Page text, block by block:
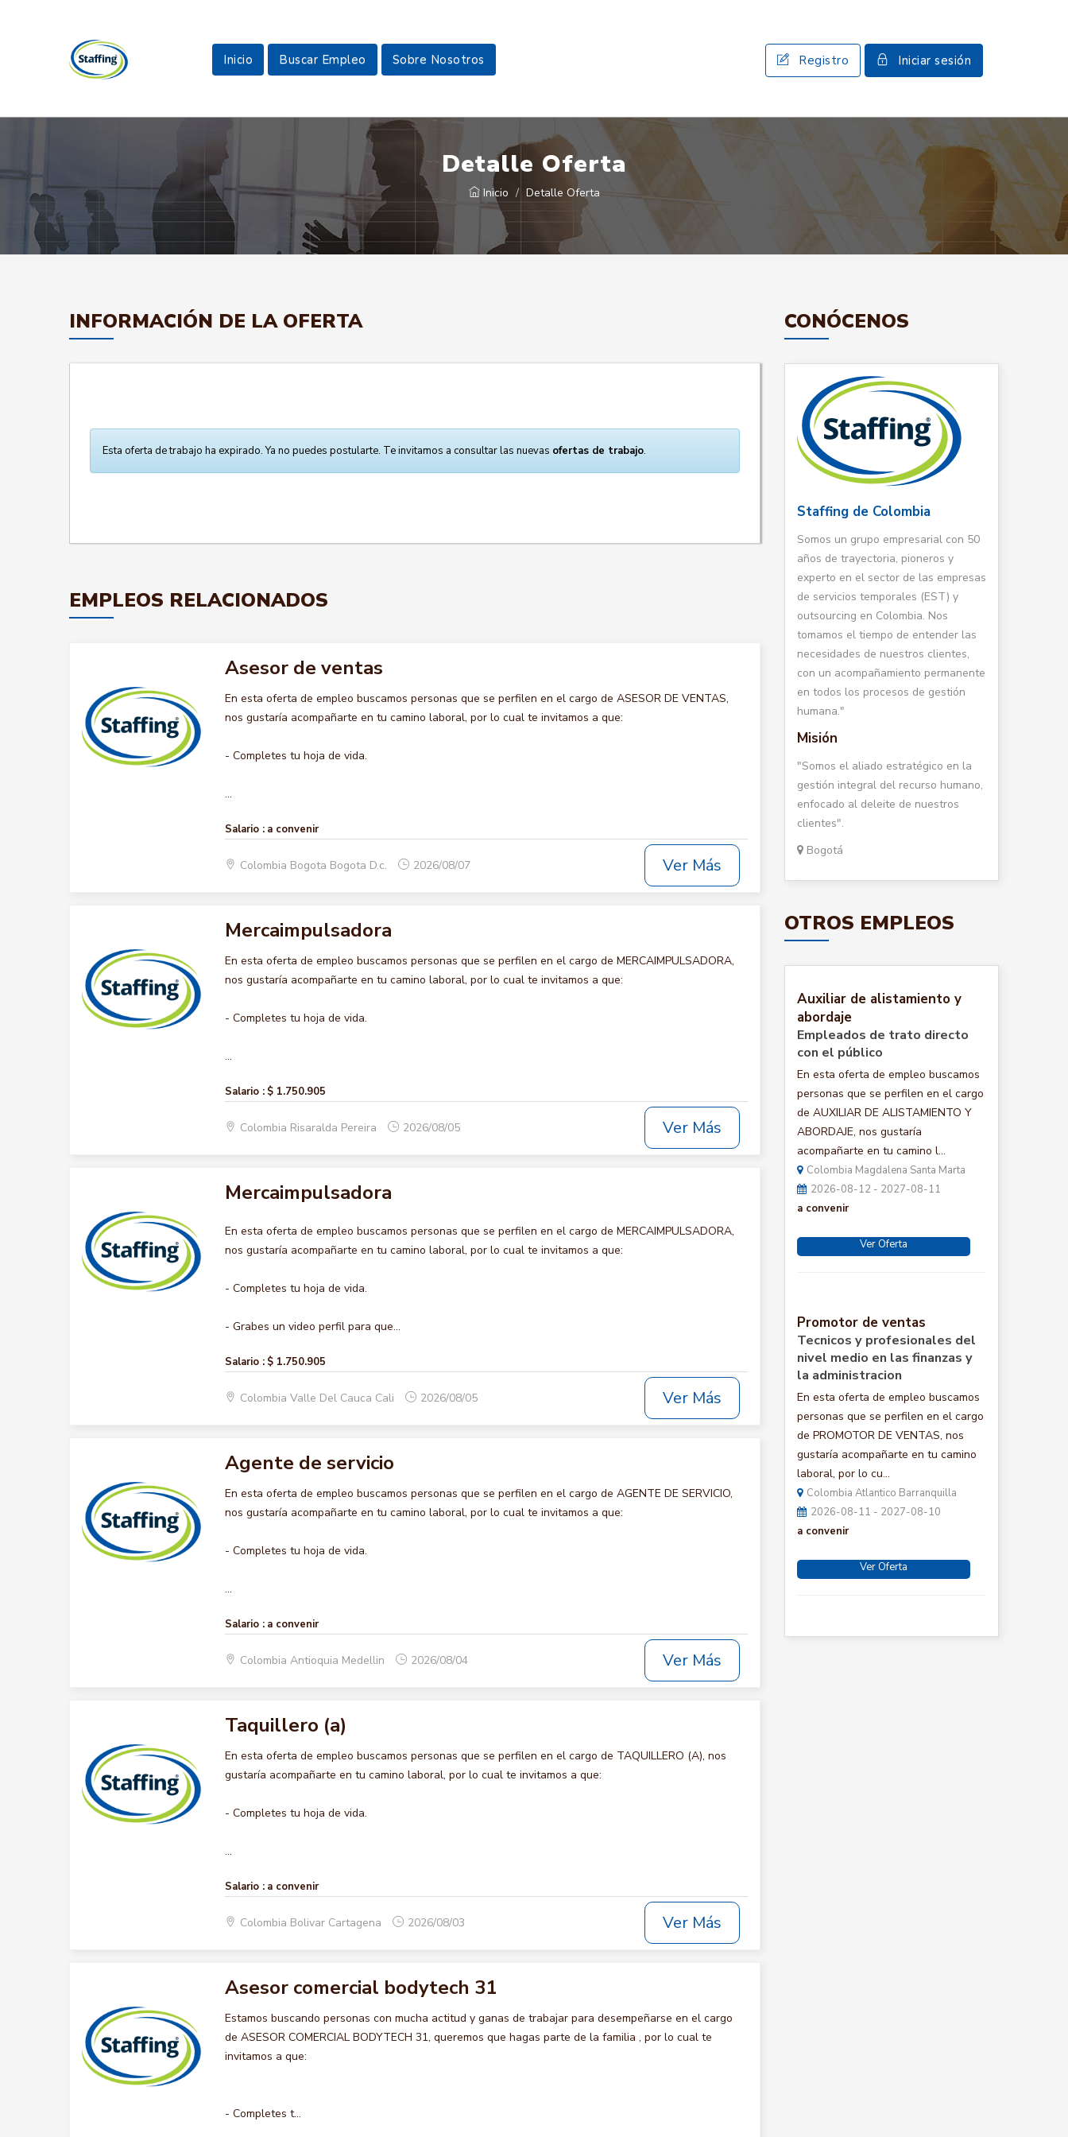
Inicio Buscar Empleo Sobre Nosotros Registro Iniciar sesión
Detalle Oferta
Inicio Detalle Oferta
INFORMACIÓN DE LA OFERTA
Esta oferta de trabajo ha expirado. Ya no puedes postularte. Te invitamos a consultar las nuevas ofertas de trabajo.
EMPLEOS RELACIONADOS
Asesor de ventas
En esta oferta de empleo buscamos personas que se perfilen en el cargo de ASESOR DE VENTAS,
nos gustaría acompañarte en tu camino laboral, por lo cual te invitamos a que:
- Completes tu hoja de vida.
...
Salario : a convenir
Colombia Bogota Bogota D.c. 2026/08/07 Ver Más
Mercaimpulsadora
En esta oferta de empleo buscamos personas que se perfilen en el cargo de MERCAIMPULSADORA,
nos gustaría acompañarte en tu camino laboral, por lo cual te invitamos a que:
- Completes tu hoja de vida.
...
Salario : $ 1.750.905
Colombia Risaralda Pereira 2026/08/05 Ver Más
Mercaimpulsadora
En esta oferta de empleo buscamos personas que se perfilen en el cargo de MERCAIMPULSADORA,
nos gustaría acompañarte en tu camino laboral, por lo cual te invitamos a que:
- Completes tu hoja de vida.
- Grabes un video perfil para que...
Salario : $ 1.750.905
Colombia Valle Del Cauca Cali 2026/08/05 Ver Más
Agente de servicio
En esta oferta de empleo buscamos personas que se perfilen en el cargo de AGENTE DE SERVICIO,
nos gustaría acompañarte en tu camino laboral, por lo cual te invitamos a que:
- Completes tu hoja de vida.
...
Salario : a convenir
Colombia Antioquia Medellin 2026/08/04 Ver Más
Taquillero (a)
En esta oferta de empleo buscamos personas que se perfilen en el cargo de TAQUILLERO (A), nos
gustaría acompañarte en tu camino laboral, por lo cual te invitamos a que:
- Completes tu hoja de vida.
...
Salario : a convenir
Colombia Bolivar Cartagena 2026/08/03 Ver Más
Asesor comercial bodytech 31
Estamos buscando personas con mucha actitud y ganas de trabajar para desempeñarse en el cargo
de ASESOR COMERCIAL BODYTECH 31, queremos que hagas parte de la familia , por lo cual te
invitamos a que:
- Completes t...
CONÓCENOS
Staffing de Colombia
Somos un grupo empresarial con 50
años de trayectoria, pioneros y
experto en el sector de las empresas
de servicios temporales (EST) y
outsourcing en Colombia. Nos
tomamos el tiempo de entender las
necesidades de nuestros clientes,
con un acompañamiento permanente
en todos los procesos de gestión
humana."
Misión
"Somos el aliado estratégico en la
gestión integral del recurso humano,
enfocado al deleite de nuestros
clientes".
Bogotá
OTROS EMPLEOS
Auxiliar de alistamiento y
abordaje
Empleados de trato directo
con el público
En esta oferta de empleo buscamos
personas que se perfilen en el cargo
de AUXILIAR DE ALISTAMIENTO Y
ABORDAJE, nos gustaría
acompañarte en tu camino l...
Colombia Magdalena Santa Marta
2026-08-12 - 2027-08-11
a convenir
Ver Oferta
Promotor de ventas
Tecnicos y profesionales del
nivel medio en las finanzas y
la administracion
En esta oferta de empleo buscamos
personas que se perfilen en el cargo
de PROMOTOR DE VENTAS, nos
gustaría acompañarte en tu camino
laboral, por lo cu...
Colombia Atlantico Barranquilla
2026-08-11 - 2027-08-10
a convenir
Ver Oferta